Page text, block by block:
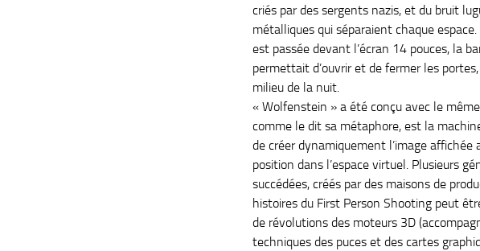
criés par des sergents nazis, et du bruit
métalliques qui séparaient chaque
est passée devant l’écran 14 pouces, la
permettait d’ouvrir et de fermer les
milieu de la nuit.
« Wolfenstein » a été conçu avec le
comme le dit sa métaphore, est la
de créer dynamiquement l’image affichée
position dans l’espace virtuel. Plusieurs
succédées, créés par des maisons de
histoires du First Person Shooting peut
de révolutions des moteurs 3D
techniques des puces et des cartes